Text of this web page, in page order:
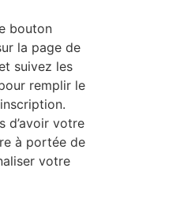
bouton
la page de
suivez les
remplir le
d’avoir votre
à portée de
votre